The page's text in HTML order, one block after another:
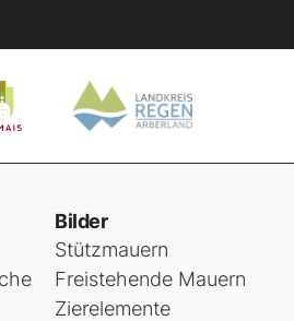
Bilder
Stützmauern
Freistehende Mauern
Zierelemente